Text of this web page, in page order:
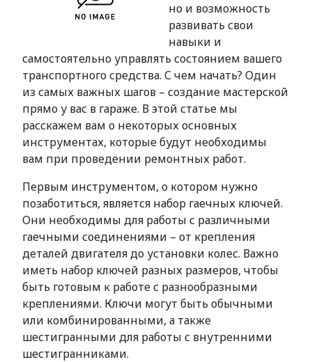
но и возможность
развивать свои
навыки и
самостоятельно управлять состоянием вашего
транспортного средства. С чем начать? Один
из самых важных шагов – создание мастерской
прямо у вас в гараже. В этой статье мы
расскажем вам о некоторых основных
инструментах, которые будут необходимы
вам при проведении ремонтных работ.
Первым инструментом, о котором нужно
позаботиться, является набор гаечных ключей.
Они необходимы для работы с различными
гаечными соединениями – от крепления
деталей двигателя до установки колес. Важно
иметь набор ключей разных размеров, чтобы
быть готовым к работе с разнообразными
креплениями. Ключи могут быть обычными
или комбинированными, а также
шестигранными для работы с внутренними
шестигранниками.